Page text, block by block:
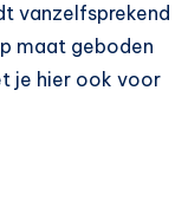
vanzelfsprekend
maat geboden
je hier ook voor